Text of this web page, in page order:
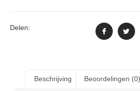
Delen:
Beschrijving Beoordelingen (0)